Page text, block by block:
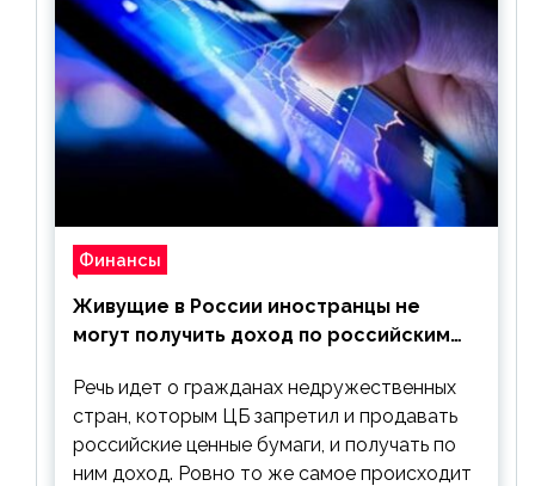
Финансы
Живущие в России иностранцы не
могут получить доход по российским
Речь идет о гражданах недружественных
стран, которым ЦБ запретил и продавать
российские ценные бумаги, и получать по
ним доход. Ровно то же самое происходит